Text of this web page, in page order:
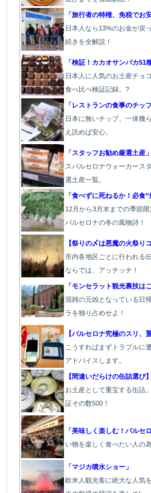
「旅行者の特権、免税でお
日本人なら13%のお金が戻
続きを全解説！
「検証！カカオサンパカ51
日本人に人気のお土産チョ
食べ比べ検証記録。?
「レストランの食事のチッ
日本に無いチップ、一体幾
え読めば安心。
「スタッフお勧め厳選土産」
スバルセロナウォーカース
選土産一覧。
「食べずに死ねるか！必食”
12月から3月末までの季節
バルセロナの冬の風物詩！
【祭りの〆は悪魔の火祭り
市内各地区ごとに行われる
ならでは、アッチッチ！
「モンセラット観光裏技はこ
混雑の元凶となっている日
ラを独り占めせよ！
【バルセロナ究極のスリ、
こうすればまずトラブルに
アドバイスします。
【間違いだらけの缶詰選び】
お土産として重宝する缶詰
証その数500！
「美味しく楽しむ！バルセ
い物を楽しく食べたい人の
「マジカ噴水ショー」
欧米人観光客に絶大な人気